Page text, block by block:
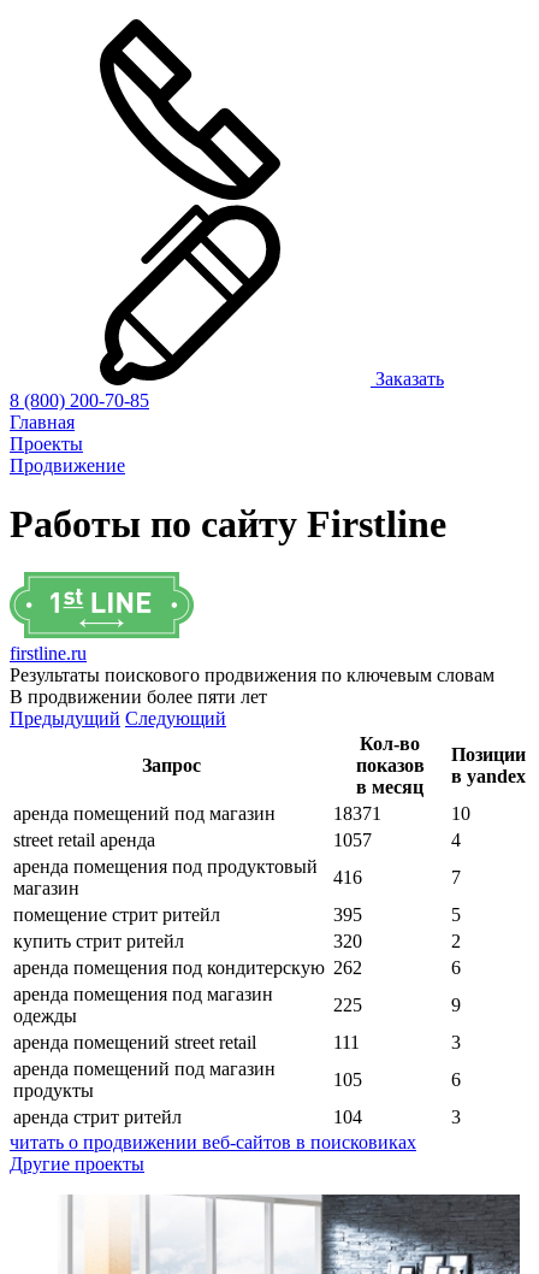
Заказать
8 (800) 200-70-85
Главная
Проекты
Продвижение
Работы по сайту Firstline
firstline.ru
Результаты поискового продвижения по ключевым словам
В продвижении более пяти лет
Предыдущий Следующий
Запрос
Кол-во
показов
в месяц
Позиции
в yandex
аренда помещений под магазин
18371
10
street retail аренда
1057
4
аренда помещения под продуктовый
магазин
416
7
помещение стрит ритейл
395
5
купить стрит ритейл
320
2
аренда помещения под кондитерскую 262
6
аренда помещения под магазин
одежды
225
9
аренда помещений street retail
111
3
аренда помещений под магазин
продукты
105
6
аренда стрит ритейл
104
3
читать о продвижении веб-сайтов в поисковиках
Другие проекты